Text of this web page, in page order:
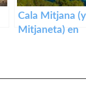
Cala Mitjana (y
Mitjaneta) en